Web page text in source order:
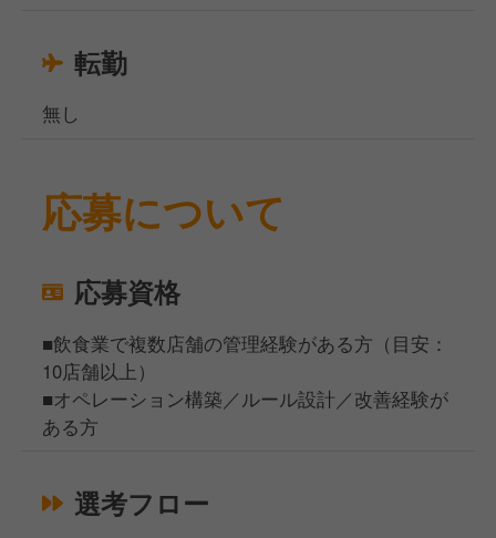
転勤
無し
応募について
応募資格
■飲食業で複数店舗の管理経験がある方（目安：
10店舗以上）
■オペレーション構築／ルール設計／改善経験が
ある方
選考フロー